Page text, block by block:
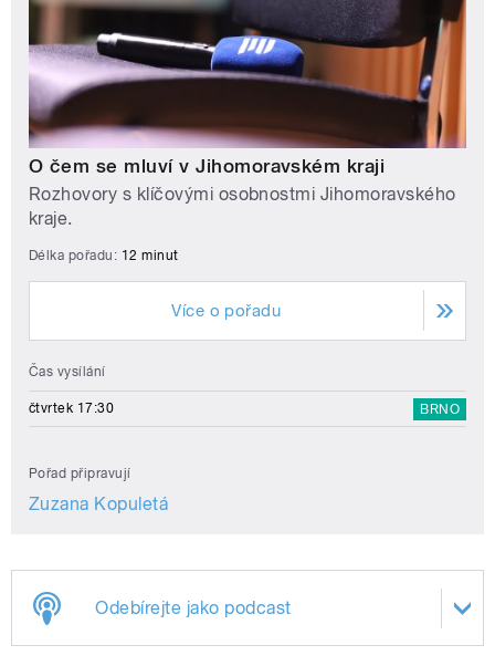
O čem se mluví v Jihomoravském kraji
Rozhovory s klíčovými osobnostmi Jihomoravského
kraje.
Délka pořadu: 12 minut
Více o pořadu
Čas vysílání
čtvrtek 17:30 BRNO
Pořad připravují
Zuzana Kopuletá
Odebírejte jako podcast